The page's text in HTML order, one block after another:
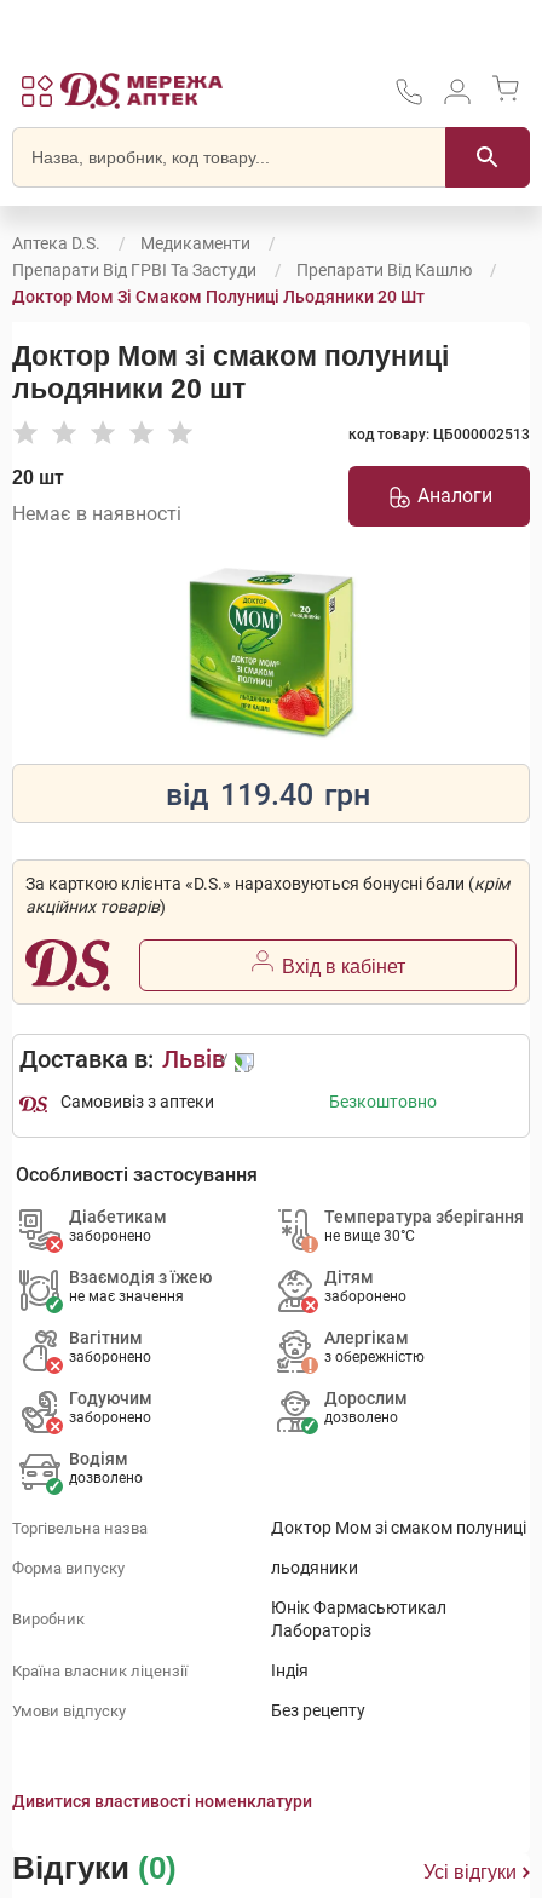
Аптека D.S.
Медикаменти
Препарати Від ГРВІ Та Застуди
Препарати Від Кашлю
Доктор Мом Зі Смаком Полуниці Льодяники 20 Шт
Доктор Мом зі смаком полуниці
льодяники 20 шт
код товару: ЦБ000002513
20 шт
Немає в наявності
Аналоги
від 119.40 грн
За карткою клієнта «D.S.» нараховуються бонусні бали (крім
акційних товарів)
Вхід в кабінет
Доставка в: Львів
Самовивіз з аптеки Безкоштовно
Особливості застосування
Діабетикам
заборонено
Температура зберігання
не вище 30°C
Взаємодія з їжею
не має значення
Дітям
заборонено
Вагітним
заборонено
Алергікам
з обережністю
Годуючим
заборонено
Дорослим
дозволено
Водіям
дозволено
Торгівельна назва Доктор Мом зі смаком полуниці
Форма випуску льодяники
Виробник
Юнік Фармасьютикал
Лабораторіз
Країна власник ліцензії Індія
Умови відпуску Без рецепту
Дивитися властивості номенклатури
Відгуки (0) Усі відгуки